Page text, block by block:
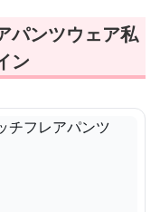
パンツウェア私
ン